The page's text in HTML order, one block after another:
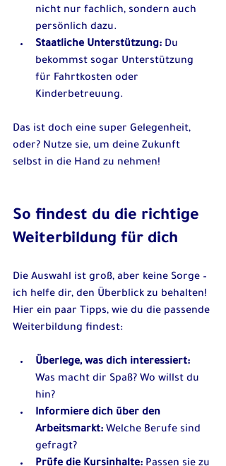
nicht nur fachlich, sondern auch
persönlich dazu.
Staatliche Unterstützung: Du
bekommst sogar Unterstützung
für Fahrtkosten oder
Kinderbetreuung.
Das ist doch eine super Gelegenheit,
oder? Nutze sie, um deine Zukunft
selbst in die Hand zu nehmen!
So findest du die richtige
Weiterbildung für dich
Die Auswahl ist groß, aber keine Sorge –
ich helfe dir, den Überblick zu behalten!
Hier ein paar Tipps, wie du die passende
Weiterbildung findest:
Überlege, was dich interessiert:
Was macht dir Spaß? Wo willst du
hin?
Informiere dich über den
Arbeitsmarkt: Welche Berufe sind
gefragt?
Prüfe die Kursinhalte: Passen sie zu